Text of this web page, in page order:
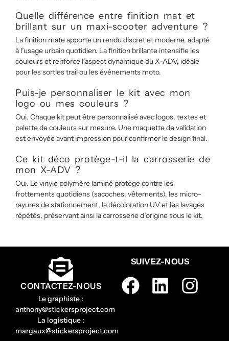
Quelle différence entre finition mat et
brillant sur un maxi-scooter adventure ?
La finition mate apporte un rendu discret et moderne, adapté
à l’usage urbain quotidien. La finition brillante intensifie les
couleurs et renforce l’aspect dynamique du X-ADV, idéale
pour les sorties trail ou les événements moto.
Puis-je personnaliser le kit avec mon
logo ou mes couleurs ?
Oui. Chaque kit peut être personnalisé avec logos, textes et
palette de couleurs sur mesure. Une maquette de validation
est envoyée avant impression pour confirmer le design final.
Ce kit déco protège-t-il la carrosserie de
mon X-ADV ?
Oui. Le vinyle polymère laminé protège contre les
frottements quotidiens (sacoches, vêtements), les micro-
rayures de stationnement, la décoloration UV et les lavages
répétés, préservant ainsi la carrosserie d’origine sous le kit.
CONTACTEZ-NOUS
Le graphiste :
anthony@stickersproject.com
La logistique :
margaux@stickersproject.com
SUIVEZ-NOUS